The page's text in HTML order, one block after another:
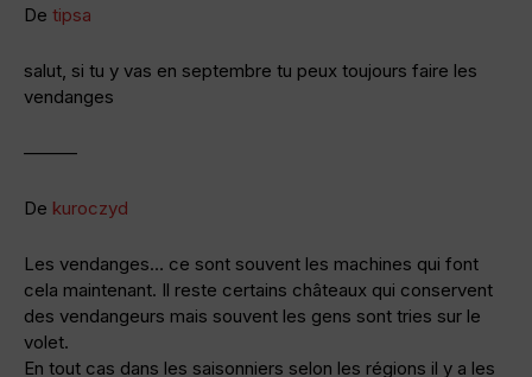
De tipsa
salut, si tu y vas en septembre tu peux toujours faire les
vendanges
———
De kuroczyd
Les vendanges… ce sont souvent les machines qui font
cela maintenant. Il reste certains châteaux qui conservent
des vendangeurs mais souvent les gens sont tries sur le
volet.
En tout cas dans les saisonniers selon les régions il y a les